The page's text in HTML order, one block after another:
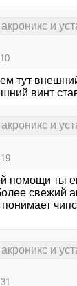
и
тут
винт
и
помощи ты
свежий
и